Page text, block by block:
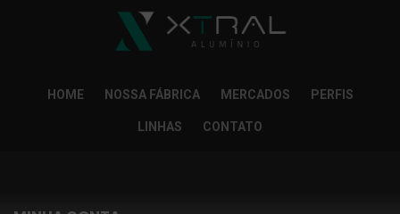
HOME NOSSA FÁBRICA MERCADOS PERFIS
LINHAS CONTATO